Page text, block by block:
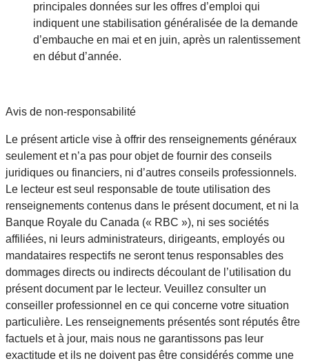
principales données sur les offres d’emploi qui
indiquent une stabilisation généralisée de la demande
d’embauche en mai et en juin, après un ralentissement
en début d’année.
Avis de non-responsabilité
Le présent article vise à offrir des renseignements généraux
seulement et n’a pas pour objet de fournir des conseils
juridiques ou financiers, ni d’autres conseils professionnels.
Le lecteur est seul responsable de toute utilisation des
renseignements contenus dans le présent document, et ni la
Banque Royale du Canada (« RBC »), ni ses sociétés
affiliées, ni leurs administrateurs, dirigeants, employés ou
mandataires respectifs ne seront tenus responsables des
dommages directs ou indirects découlant de l’utilisation du
présent document par le lecteur. Veuillez consulter un
conseiller professionnel en ce qui concerne votre situation
particulière. Les renseignements présentés sont réputés être
factuels et à jour, mais nous ne garantissons pas leur
exactitude et ils ne doivent pas être considérés comme une